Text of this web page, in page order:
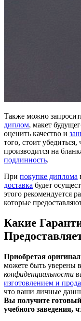
Также можно
диплом, макет
оценить качество и
того, стоит убедиться,
производится на
подлинность.
При покупке диплома
доставка будет
этого рекомендуется
которые
Какие
Приобретая
можете быть уверены
конфиденциальности
изготовлением и
что ваши личные
Вы получите готовый
учебного заведения,